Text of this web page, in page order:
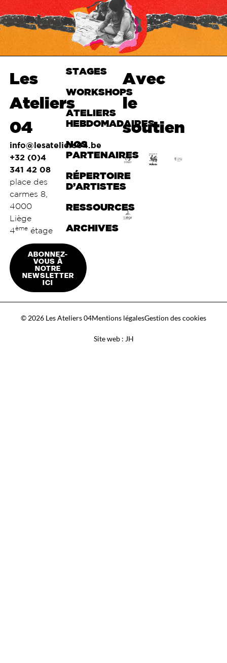
Les
Ateliers
04
info@lesateliers04.be
+32 (0)4
341 42 08
place des
carmes 8,
4000
Liège
4èmeétage
ABONNEZ-
VOUS À
NOTRE
NEWSLETTER
ICI
STAGES
WORKSHOPS
ATELIERS
HEBDOMADAIRES
NOS
PARTENAIRES
RÉPERTOIRE
D’ARTISTES
RESSOURCES
ARCHIVES
Avec
le
soutien
© 2026 Les Ateliers 04Mentions légalesGestion des cookies
Site web : JH